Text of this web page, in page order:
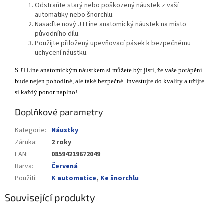
Odstraňte starý nebo poškozený náustek z vaší
automatiky nebo šnorchlu.
Nasaďte nový JTLine anatomický náustek na místo
původního dílu.
Použijte přiložený upevňovací pásek k bezpečnému
uchycení náustku.
S JTLine anatomickým náustkem si můžete být jisti, že vaše potápění
bude nejen pohodlné, ale také bezpečné. Investujte do kvality a užijte
si každý ponor naplno!
Doplňkové parametry
Kategorie: Náustky
Záruka:
2 roky
EAN:
08594219672049
Barva:
Červená
Použití: K automatice, Ke šnorchlu
Související produkty